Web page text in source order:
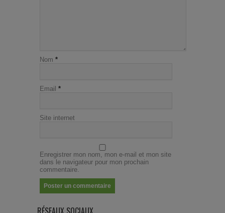
Nom *
Email *
Site internet
Enregistrer mon nom, mon e-mail et mon site
dans le navigateur pour mon prochain
commentaire.